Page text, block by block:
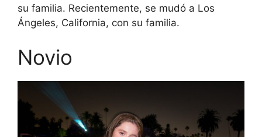
su familia. Recientemente, se mudó a Los
Ángeles, California, con su familia.
Novio